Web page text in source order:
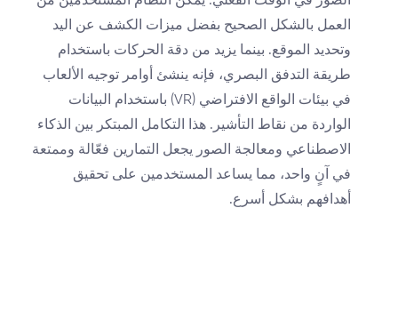
العمل بالشكل الصحيح بفضل ميزات الكشف عن اليد
وتحديد الموقع. بينما يزيد من دقة الحركات باستخدام
طريقة التدفق البصري، فإنه ينشئ أوامر توجيه الألعاب
في بيئات الواقع الافتراضي (VR) باستخدام البيانات
الواردة من نقاط التأشير. هذا التكامل المبتكر بين الذكاء
الاصطناعي ومعالجة الصور يجعل التمارين فعّالة وممتعة
في آنٍ واحد، مما يساعد المستخدمين على تحقيق
أهدافهم بشكل أسرع.